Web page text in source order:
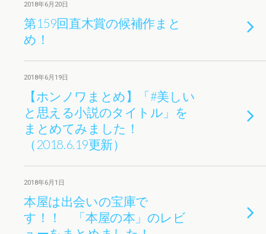
2018年6月20日
第159回直木賞の候補作まと
め！
2018年6月19日
【ホンノワまとめ】「#美しい
と思える小説のタイトル」を
まとめてみました！
（2018.6.19更新）
2018年6月1日
本屋は出会いの宝庫で
す！！ 「本屋の本」のレビ